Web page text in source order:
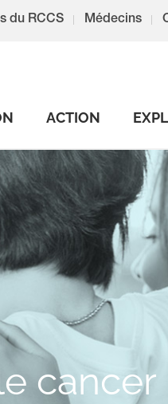
du RCCS Médecins
ACTION
cancer